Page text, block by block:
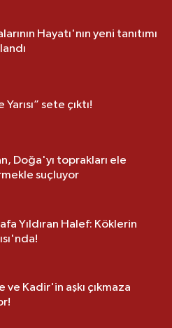
Hayatı'nın yeni tanıtımı
Yarısı” sete çıktı!
Doğa'yı toprakları ele
suçluyor
Yıldıran Halef: Köklerin
ve Kadir'in aşkı çıkmaza